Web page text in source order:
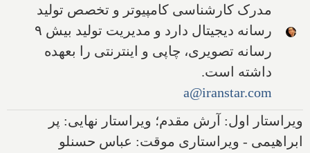
مدرک کارشناسی کامپیوتر و تخصص تولید
رسانه دیجیتال دارد و مدیریت تولید بیش ۹
رسانه تصویری، چاپی و اینترنتی را بعهده
داشته است.
a@iranstar.com
ویراستار اول: آرش مقدم؛ ویراستار نهایی: پر
ابراهیمی - ویراستاری موقت: عباس حسنلو